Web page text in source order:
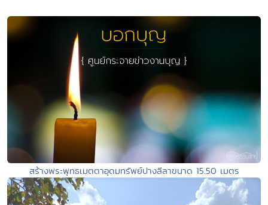
สร้างพระพุทธเมตตาอุดมทรัพย์ปางลีลาขนาด 15.50 เมตร